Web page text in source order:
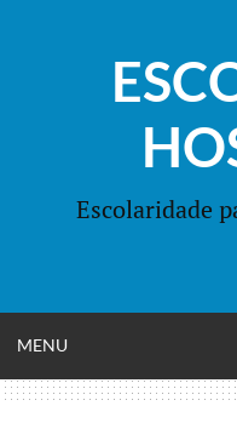
Escolaridade
MENU
MENU